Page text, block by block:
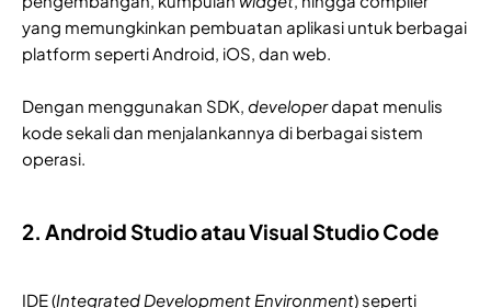
yang memungkinkan pembuatan aplikasi untuk berbagai
platform seperti Android, iOS, dan web.
Dengan menggunakan SDK, developerdapat menulis
kode sekali dan menjalankannya di berbagai sistem
operasi.
2. Android Studio atau Visual Studio Code
IDE (Integrated Development Environment) seperti